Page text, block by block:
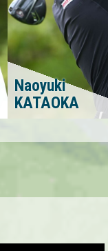
Naoyuki
KATAOKA